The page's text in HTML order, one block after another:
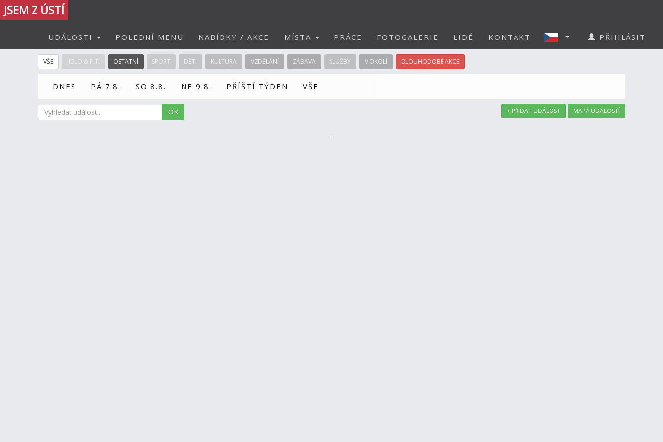
JSEM Z ÚSTÍ
UDÁLOSTI POLEDNÍ MENU NABÍDKY / AKCE MÍSTA PRÁCE FOTOGALERIE LIDÉ KONTAKT PŘIHLÁSIT
VŠE JÍDLO & PITÍ OSTATNÍ SPORT DĚTI KULTURA VZDĚLÁNÍ ZÁBAVA SLUŽBY V OKOLÍ DLOUHODOBÉ AKCE
DNES PÁ 7.8. SO 8.8. NE 9.8. PŘÍŠTÍ TÝDEN VŠE
OK + PŘIDAT UDÁLOST MAPA UDÁLOSTÍ
---